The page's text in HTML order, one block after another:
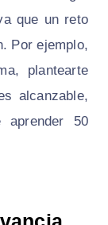
que un reto
Por ejemplo,
plantearte
alcanzable,
50